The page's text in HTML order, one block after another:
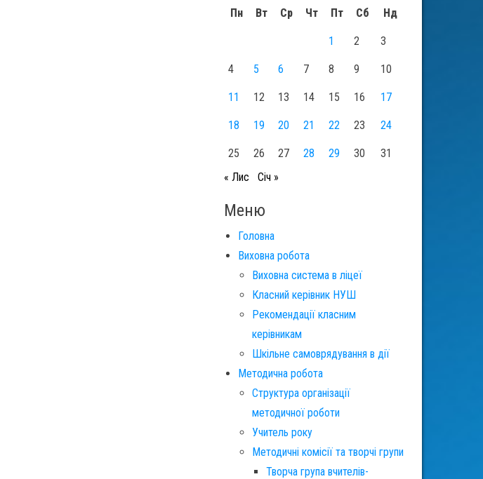
Пн
Вт Ср Чт Пт Сб Нд
1 2 3
4 5 6 7 8 9 10
11 12 13 14 15 16 17
18 19 20 21 22 23 24
25 26 27 28 29 30
31
« Лис
Січ »
Меню
Головна
Виховна робота
Виховна система в ліцеї
Класний керівник НУШ
Рекомендації класним
керівникам
Шкільне самоврядування в дії
Методична робота
Структура організації
методичної роботи
Учитель року
Методичні комісії та творчі групи
Творча група вчителів-